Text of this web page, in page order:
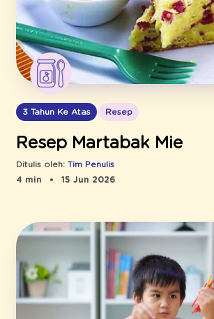
3 Tahun Ke Atas Resep
Resep Martabak Mie
Ditulis oleh: Tim Penulis
4 min
15 Jun 2026